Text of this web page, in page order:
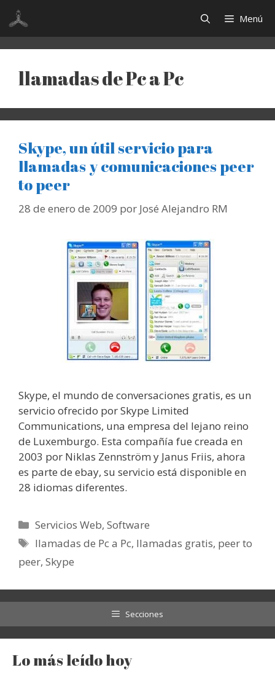
Saltar
contenido
Menú
llamadas de Pc a Pc
Skype, un útil servicio para
llamadas y comunicaciones peer
to peer
28 de enero de 2009 por José Alejandro RM
Skype, el mundo de conversaciones gratis, es un
servicio ofrecido por Skype Limited
Communications, una empresa del lejano reino
de Luxemburgo. Esta compañía fue creada en
2003 por Niklas Zennström y Janus Friis, ahora
es parte de ebay, su servicio está disponible en
28 idiomas diferentes.
Categorías
Servicios Web,Software
Etiquetas
llamadas de Pc a Pc, llamadas gratis, peer to
peer, Skype
Secciones
Lo más leído hoy